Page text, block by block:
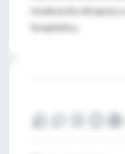
moderación del apoyo
terapéutica.